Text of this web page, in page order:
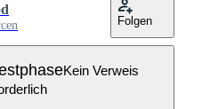
Folgen
Kein Verweis